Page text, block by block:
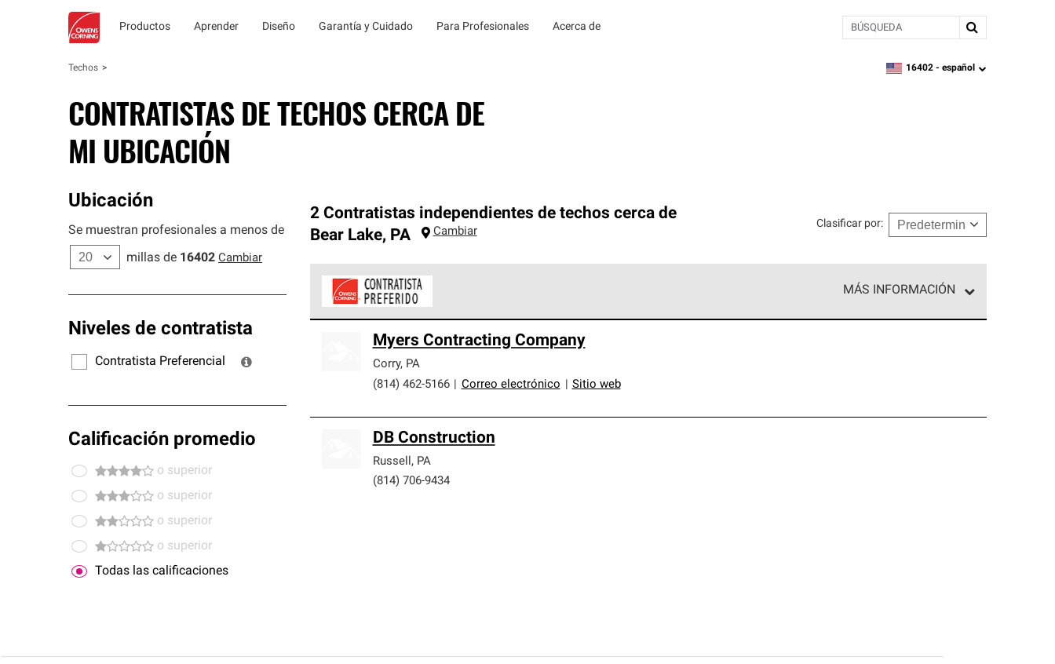
Productos Aprender Diseño Garantía y Cuidado Para Profesionales Acerca de BÚSQUEDA
Techos zipcode,language
16402 - español
CONTRATISTAS DE TECHOS CERCA DE
MI UBICACIÓN
Ubicación
Se muestran profesionales a menos de
millas de 16402 Cambiar
Niveles de contratista
Contratista Preferencial
Calificación promedio
o superior
o superior
o superior
o superior
Todas las calificaciones
2 Contratistas independientes de techos cerca de
Bear Lake, PA Cambiar
Clasificar por:
MÁS INFORMACIÓN
cumplen con altos estándares y requisitos estrictos de profesionalismo y confiabilidad.
Myers Contracting Company
Corry, PA
(814) 462-5166
Correo electrónico Sitio web
DB Construction
Russell , PA
(814) 706-9434